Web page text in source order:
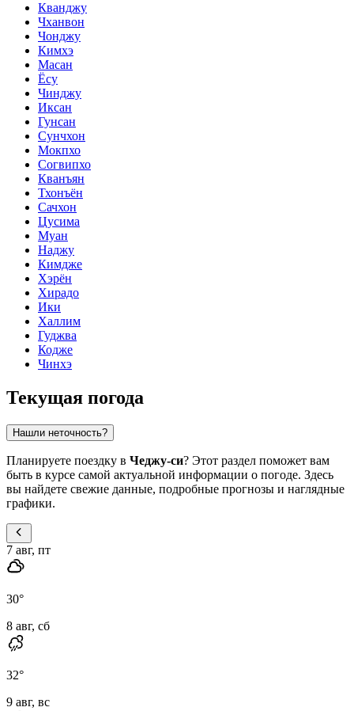
Кванджу
Чханвон
Чонджу
Кимхэ
Масан
Ёсу
Чинджу
Иксан
Гунсан
Сунчхон
Мокпхо
Согвипхо
Кванъян
Тхонъён
Сачхон
Цусима
Муан
Наджу
Кимдже
Хэрён
Хирадо
Ики
Халлим
Гуджва
Кодже
Чинхэ
Текущая погода
Нашли неточность?
Планируете поездку в Чеджу-си? Этот раздел поможет вам
быть в курсе самой актуальной информации о погоде. Здесь
вы найдете свежие данные, подробные прогнозы и наглядные
графики.
7 авг, пт
30°
8 авг, сб
32°
9 авг, вс